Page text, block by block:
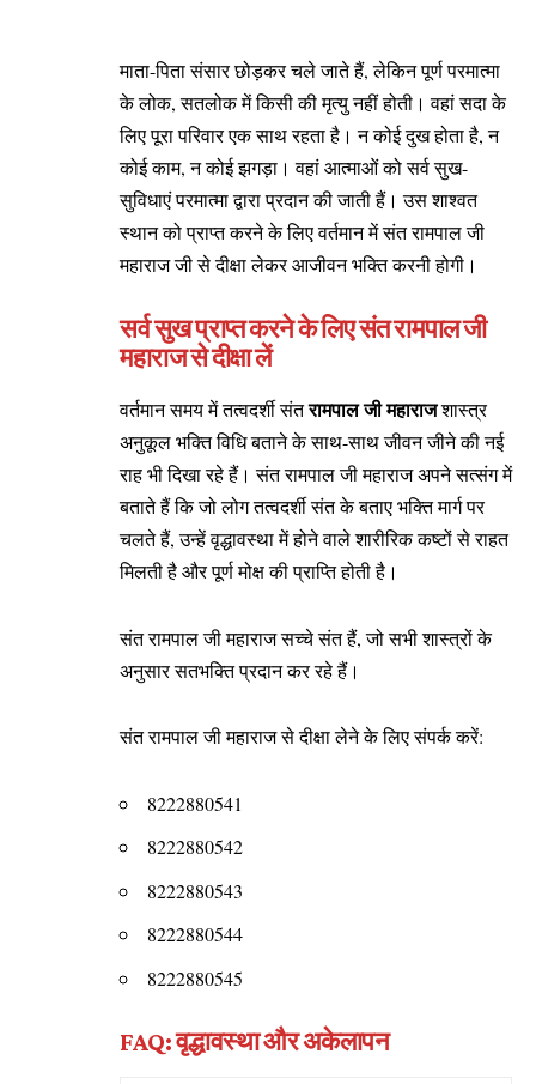
माता-पिता संसार छोड़कर चले जाते हैं, लेकिन पूर्ण परमात्मा
के लोक, सतलोक में किसी की मृत्यु नहीं होती। वहां सदा के
लिए पूरा परिवार एक साथ रहता है। न कोई दुख होता है, न
कोई काम, न कोई झगड़ा। वहां आत्माओं को सर्व सुख-
सुविधाएं परमात्मा द्वारा प्रदान की जाती हैं। उस शाश्वत
स्थान को प्राप्त करने के लिए वर्तमान मेंसंत रामपाल जी
महाराजजी से दीक्षा लेकर आजीवन भक्ति करनी होगी।
सर्व सुख प्राप्त करने के लिए संत रामपाल जी
महाराज से दीक्षा लें
वर्तमान समय में तत्वदर्शी संतरामपाल जी महाराजशास्त्र
अनुकूल भक्ति विधि बताने के साथ-साथ जीवन जीने की नई
राह भी दिखा रहे हैं। संत रामपाल जी महाराज अपने सत्संग में
बताते हैं कि जो लोग तत्वदर्शी संत के बताए भक्ति मार्ग पर
चलते हैं, उन्हें वृद्धावस्था में होने वाले शारीरिक कष्टों से राहत
मिलती है और पूर्ण मोक्ष की प्राप्ति होती है।
संत रामपाल जी महाराज सच्चे संत हैं, जो सभी शास्त्रों के
अनुसार सतभक्ति प्रदान कर रहे हैं।
संत रामपाल जी महाराज से दीक्षा लेने के लिए संपर्क करें:
8222880541
8222880542
8222880543
8222880544
8222880545
FAQ: वृद्धावस्था और अकेलापन